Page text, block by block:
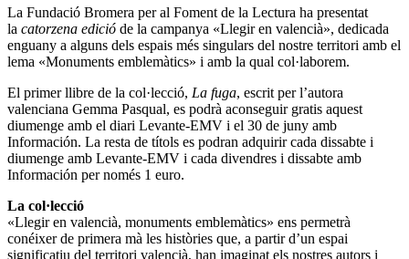
La Fundació Bromera per al Foment de la Lectura ha presentat
la catorzena edició de la campanya «Llegir en valencià», dedicada
enguany a alguns dels espais més singulars del nostre territori amb el
lema «Monuments emblemàtics» i amb la qual col·laborem.
El primer llibre de la col·lecció, La fuga, escrit per l’autora
valenciana Gemma Pasqual, es podrà aconseguir gratis aquest
diumenge amb el diari Levante-EMV i el 30 de juny amb
Información. La resta de títols es podran adquirir cada dissabte i
diumenge amb Levante-EMV i cada divendres i dissabte amb
Información per només 1 euro.
La col·lecció
«Llegir en valencià, monuments emblemàtics» ens permetrà
conéixer de primera mà les històries que, a partir d’un espai
significatiu del territori valencià, han imaginat els nostres autors i